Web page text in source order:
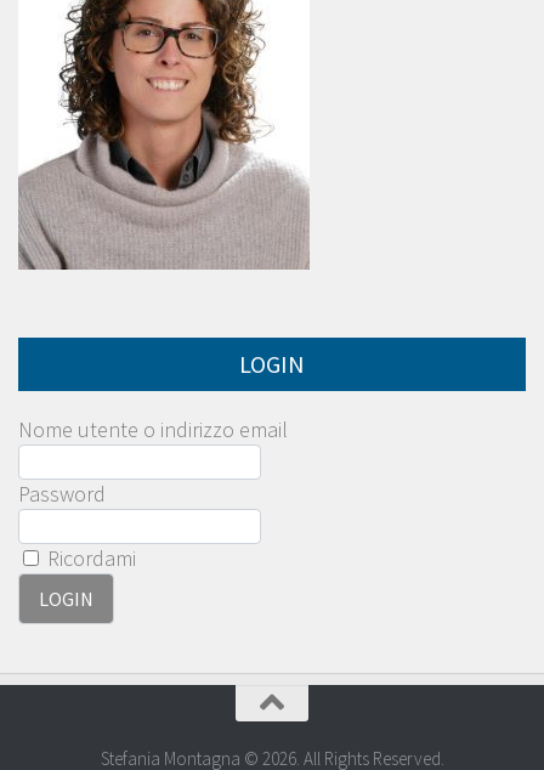
LOGIN
Nome utente o indirizzo email
Password
Ricordami
Stefania Montagna © 2026. All Rights Reserved.